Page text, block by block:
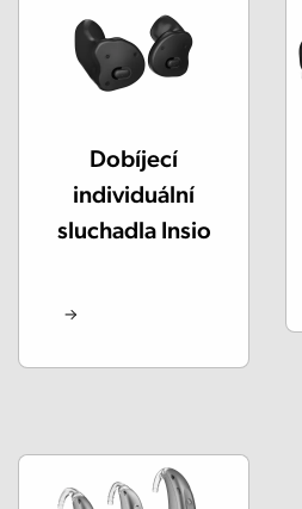
Dobíjecí
individuální
sluchadla Insio